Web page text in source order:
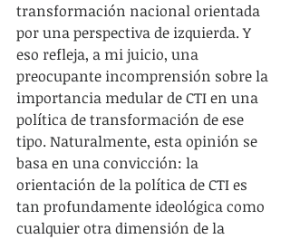
transformación nacional orientada
por una perspectiva de izquierda. Y
eso refleja, a mi juicio, una
preocupante incomprensión sobre la
importancia medular de CTI en una
política de transformación de ese
tipo. Naturalmente, esta opinión se
basa en una convicción: la
orientación de la política de CTI es
tan profundamente ideológica como
cualquier otra dimensión de la